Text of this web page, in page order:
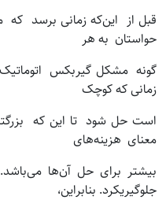
قبل از این‌که زمانی برسد
حواستان به هر
گونه مشکل گیربکس
زمانی‌ که کوچک
است حل شود تا این‌ که
معنای هزینه‌های
بیشتر برای حل آن‌ها
جلوگیریکرد. بنابراین،